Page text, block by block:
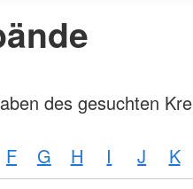
des gesuchten
F G H I J K